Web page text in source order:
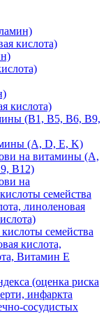
кислота)
кислота)
(B1, B5, B6, В9,
(A, D, E, K)
на витамины (A,
B12)
на
семейства
линоленовая
семейства
кислота,
Витамин E
(оценка риска
инфаркта
сосудистых